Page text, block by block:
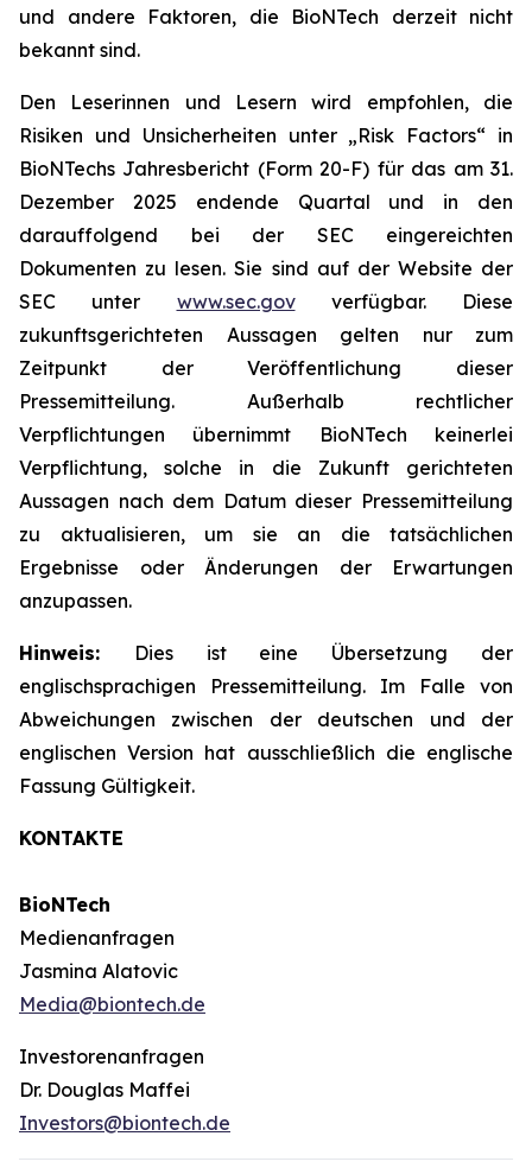
und andere Faktoren, die BioNTech derzeit nicht
bekannt sind.
Den Leserinnen und Lesern wird empfohlen, die
Risiken und Unsicherheiten unter „Risk Factors“ in
BioNTechs Jahresbericht (Form 20-F) für das am 31.
Dezember 2025 endende Quartal und in den
darauffolgend bei der SEC eingereichten
Dokumenten zu lesen. Sie sind auf der Website der
SEC unter www.sec.govverfügbar. Diese
zukunftsgerichteten Aussagen gelten nur zum
Zeitpunkt der Veröffentlichung dieser
Pressemitteilung. Außerhalb rechtlicher
Verpflichtungen übernimmt BioNTech keinerlei
Verpflichtung, solche in die Zukunft gerichteten
Aussagen nach dem Datum dieser Pressemitteilung
zu aktualisieren, um sie an die tatsächlichen
Ergebnisse oder Änderungen der Erwartungen
anzupassen.
Hinweis:
Dies ist eine Übersetzung der
englischsprachigen Pressemitteilung. Im Falle von
Abweichungen zwischen der deutschen und der
englischen Version hat ausschließlich die englische
Fassung Gültigkeit.
KONTAKTE
BioNTech
Medienanfragen
Jasmina Alatovic
Media@biontech.de
Investorenanfragen
Dr. Douglas Maffei
Investors@biontech.de